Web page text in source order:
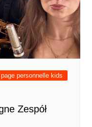
page personnelle kids
Zespół